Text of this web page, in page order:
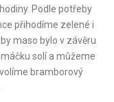
Podle potřeby
přihodíme zelené i
maso bylo v závěru
solí a můžeme
bramborový